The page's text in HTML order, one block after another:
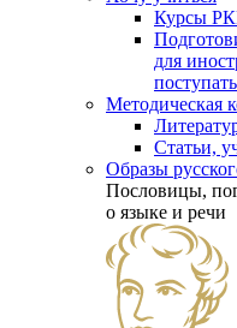
Курсы
для
Методическая
Статьи,
Образы
Пословицы,
о языке и речи